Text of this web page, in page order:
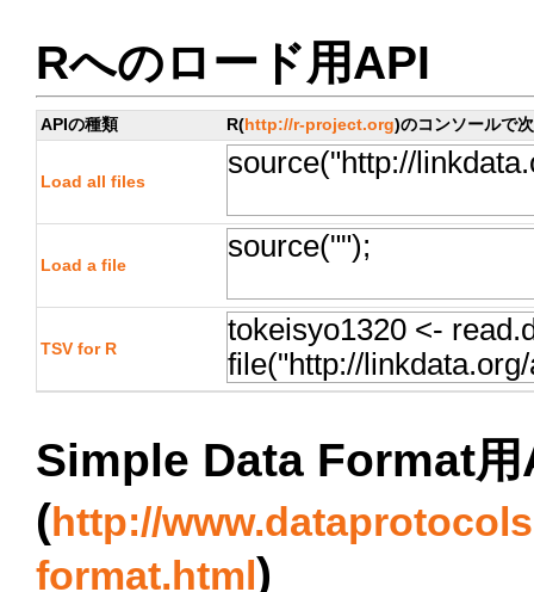
Rへのロード用API
APIの種類 R(http://r-project.org)のコンソールで
Load all files
Load a file
TSV for R
Simple Data Format用
(http://
format.html)